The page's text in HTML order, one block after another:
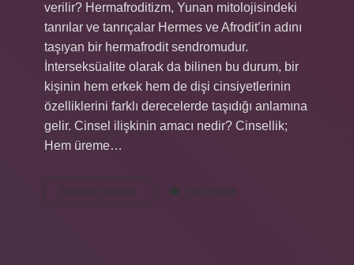
verilir? Hermafroditizm, Yunan mitolojisindeki
tanrılar ve tanrıçalar Hermes ve Afrodit’in adını
taşıyan bir hermafrodit sendromudur.
İnterseksüalite olarak da bilinen bu durum, bir
kişinin hem erkek hem de dişi cinsiyetlerinin
özelliklerini farklı derecelerde taşıdığı anlamına
gelir. Cinsel ilişkinin amacı nedir? Cinsellik;
Hem üreme…
Devamını okuyun
Olmak
Yorum Bırak